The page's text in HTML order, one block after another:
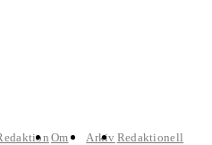
Om
Arkiv Redaktionell